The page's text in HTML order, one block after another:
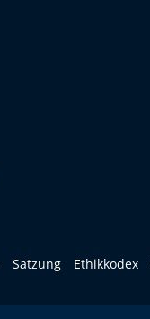
Satzung Ethikkodex